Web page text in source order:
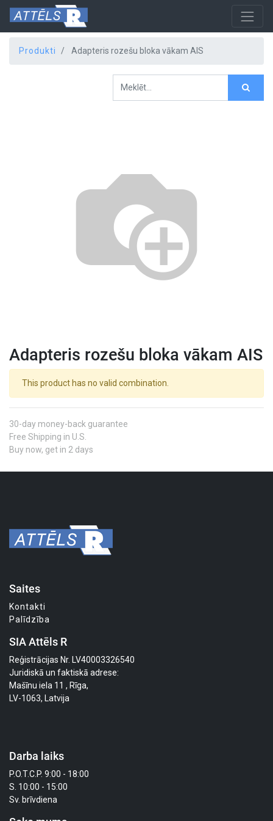
Produkti Adapteris rozešu bloka vākam AIS
Adapteris rozešu bloka vākam AIS
This product has no valid combination.
30-day money-back guarantee
Free Shipping in U.S.
Buy now, get in 2 days
Saites
Kontakti
Palīdzība
SIA Attēls R
Reģistrācijas Nr. LV40003326540
Juridiskā un faktiskā adrese:
Mašīnu iela 11 , Rīga,
LV-1063, Latvija
Darba laiks
P.O.T.C.P. 9:00 - 18:00
S. 10:00 - 15:00
Sv. brīvdiena